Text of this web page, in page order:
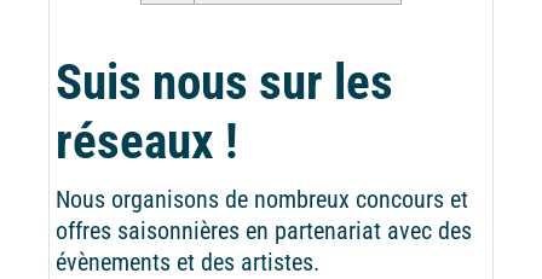
Suis nous sur les
réseaux !
Nous organisons de nombreux concours et
offres saisonnières en partenariat avec des
évènements et des artistes.